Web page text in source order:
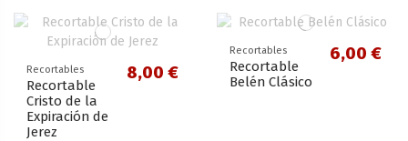
Recortables
Recortable
Cristo de la
Expiración de
Jerez
8,00 €
Recortables
Recortable
Belén Clásico
6,00 €